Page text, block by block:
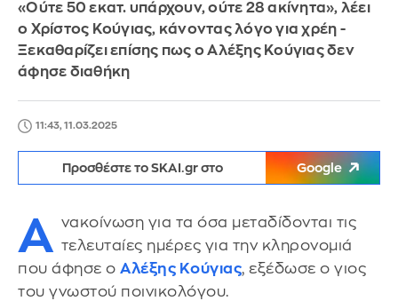
«Ούτε 50 εκατ. υπάρχουν, ούτε 28 ακίνητα», λέει
ο Χρίστος Κούγιας, κάνοντας λόγο για χρέη -
Ξεκαθαρίζει επίσης πως ο Αλέξης Κούγιας δεν
άφησε διαθήκη
11:43, 11.03.2025
Προσθέστε το SKAI.gr στο Google
Α νακοίνωση για τα όσα μεταδίδονται τις
τελευταίες ημέρες για την κληρονομιά
που άφησε ο Αλέξης Κούγιας, εξέδωσε ο γιος
του γνωστού ποινικολόγου.